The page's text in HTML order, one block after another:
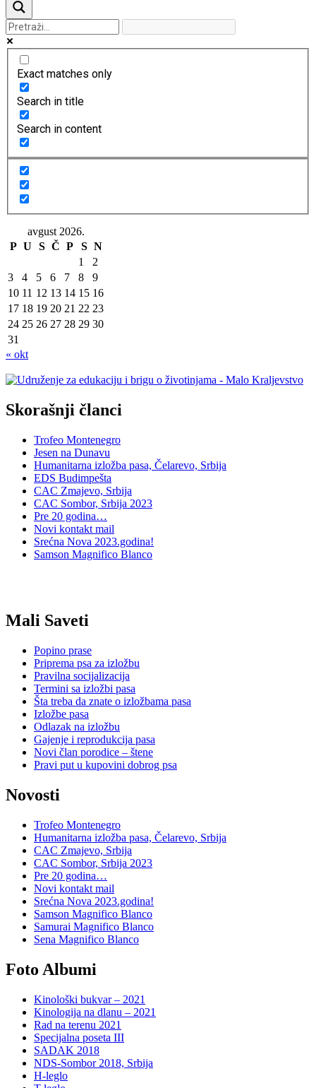
Exact matches only
Search in title
Search in content
avgust 2026.
P U S Č P S N
1
2
3
4 5 6 7 8
9
10 11 12 13 14 15 16
17 18 19 20 21 22 23
24 25 26 27 28 29 30
31
« okt
Skorašnji članci
Trofeo Montenegro
Jesen na Dunavu
Humanitarna izložba pasa, Čelarevo, Srbija
EDS Budimpešta
CAC Zmajevo, Srbija
CAC Sombor, Srbija 2023
Pre 20 godina…
Novi kontakt mail
Srećna Nova 2023.godina!
Samson Magnifico Blanco
Mali Saveti
Popino prase
Priprema psa za izložbu
Pravilna socijalizacija
Termini sa izložbi pasa
Šta treba da znate o izložbama pasa
Izložbe pasa
Odlazak na izložbu
Gajenje i reprodukcija pasa
Novi član porodice – štene
Pravi put u kupovini dobrog psa
Novosti
Trofeo Montenegro
Humanitarna izložba pasa, Čelarevo, Srbija
CAC Zmajevo, Srbija
CAC Sombor, Srbija 2023
Pre 20 godina…
Novi kontakt mail
Srećna Nova 2023.godina!
Samson Magnifico Blanco
Samurai Magnifico Blanco
Sena Magnifico Blanco
Foto Albumi
Kinološki bukvar – 2021
Kinologija na dlanu – 2021
Rad na terenu 2021
Specijalna poseta III
SADAK 2018
NDS-Sombor 2018, Srbija
H-leglo